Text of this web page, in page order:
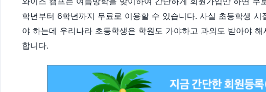
학년부터 6학년까지 무료로 이용할 수 있습니다. 사실 초등학생
야 하는데 우리나라 초등학생은 학원도 가야하고 과외도 받아야
합니다.